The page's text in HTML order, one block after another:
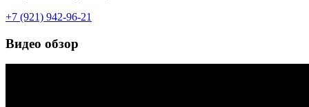
+7 (921) 942-96-21
Видео обзор